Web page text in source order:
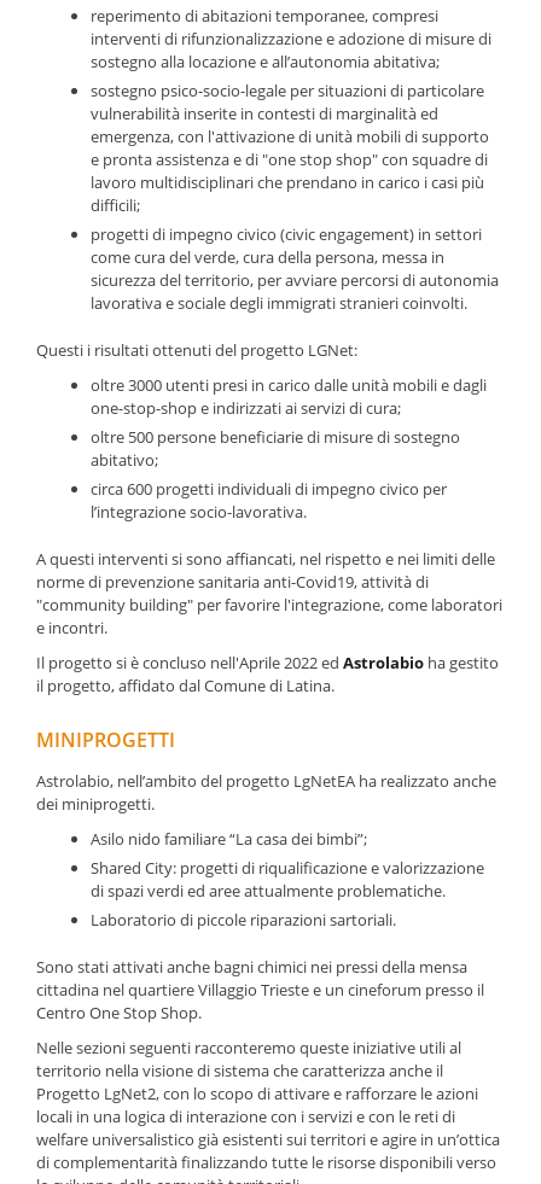
reperimento di abitazioni temporanee, compresi
interventi di rifunzionalizzazione e adozione di misure di
sostegno alla locazione e all’autonomia abitativa;
sostegno psico-socio-legale per situazioni di particolare
vulnerabilità inserite in contesti di marginalità ed
emergenza, con l'attivazione di unità mobili di supporto
e pronta assistenza e di "one stop shop" con squadre di
lavoro multidisciplinari che prendano in carico i casi più
difficili;
progetti di impegno civico (civic engagement) in settori
come cura del verde, cura della persona, messa in
sicurezza del territorio, per avviare percorsi di autonomia
lavorativa e sociale degli immigrati stranieri coinvolti.
Questi i risultati ottenuti del progetto LGNet:
oltre 3000 utenti presi in carico dalle unità mobili e dagli
one-stop-shop e indirizzati ai servizi di cura;
oltre 500 persone beneficiarie di misure di sostegno
abitativo;
circa 600 progetti individuali di impegno civico per
l’integrazione socio-lavorativa.
A questi interventi si sono affiancati, nel rispetto e nei limiti delle
norme di prevenzione sanitaria anti-Covid19, attività di
"community building" per favorire l'integrazione, come laboratori
e incontri.
Il progetto si è concluso nell'Aprile 2022 ed Astrolabio ha gestito
il progetto, affidato dal Comune di Latina.
MINIPROGETTI
Astrolabio, nell’ambito del progetto LgNetEA ha realizzato anche
dei miniprogetti.
Asilo nido familiare “La casa dei bimbi”;
Shared City: progetti di riqualificazione e valorizzazione
di spazi verdi ed aree attualmente problematiche.
Laboratorio di piccole riparazioni sartoriali.
Sono stati attivati anche bagni chimici nei pressi della mensa
cittadina nel quartiere Villaggio Trieste e un cineforum presso il
Centro One Stop Shop.
Nelle sezioni seguenti racconteremo queste iniziative utili al
territorio nella visione di sistema che caratterizza anche il
Progetto LgNet2, con lo scopo di attivare e rafforzare le azioni
locali in una logica di interazione con i servizi e con le reti di
welfare universalistico già esistenti sui territori e agire in un’ottica
di complementarità finalizzando tutte le risorse disponibili verso